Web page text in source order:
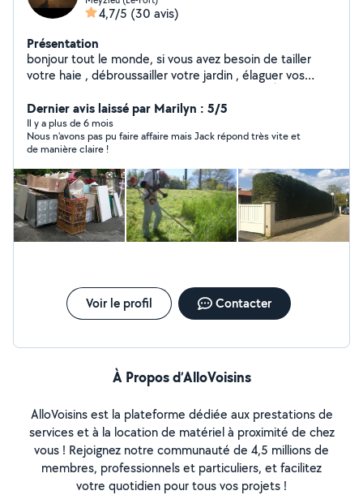
4,7/5 (30 avis)
Présentation
bonjour tout le monde, si vous avez besoin de tailler
votre haie , débroussailler votre jardin , élaguer vos
les voisins...
Dernier avis laissé par Marilyn : 5/5
Il y a plus de 6 mois
Nous n'avons pas pu faire affaire mais Jack répond très vite et
de manière claire !
Voir le profil Contacter
À Propos d’AlloVoisins
AlloVoisins est la plateforme dédiée aux prestations de
services et à la location de matériel à proximité de chez
vous ! Rejoignez notre communauté de 4,5 millions de
membres, professionnels et particuliers, et facilitez
votre quotidien pour tous vos projets !